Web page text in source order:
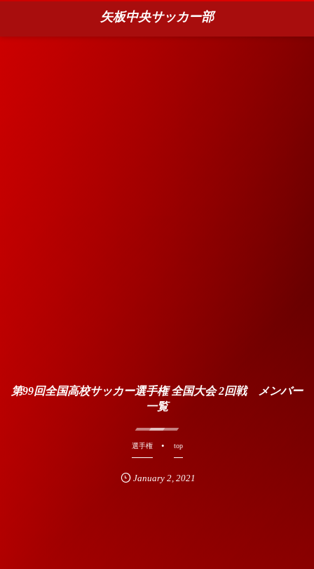
矢板中央サッカー部
第99回全国高校サッカー選手権 全国大会 2回戦 メンバー
一覧
選手権 top
January 2 ,2021